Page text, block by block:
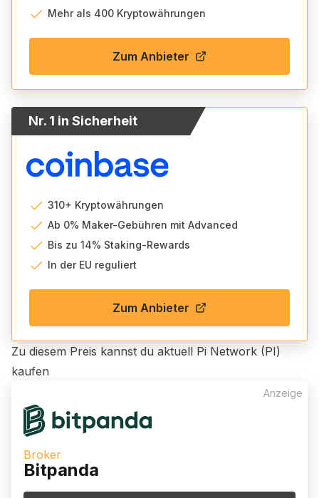
Mehr als 400 Kryptowährungen
Zum Anbieter
Nr. 1 in Sicherheit
310+ Kryptowährungen
Ab 0% Maker-Gebühren mit Advanced
Bis zu 14% Staking-Rewards
In der EU reguliert
Zum Anbieter
Zu diesem Preis kannst du aktuell Pi Network (PI)
kaufen
Anzeige
Broker
Bitpanda